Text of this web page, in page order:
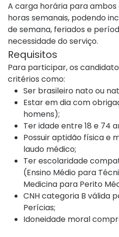
A carga horária para ambos
horas semanais, podendo
de semana, feriados e
necessidade do serviço.
Requisitos
Para participar, os
critérios como:
Ser brasileiro nato ou
Estar em dia com
homens);
Ter idade entre 18 e 74
Possuir aptidão física e
laudo médico;
Ter escolaridade
(Ensino Médio para
Medicina para Perito
CNH categoria B válida
Perícias;
Idoneidade moral